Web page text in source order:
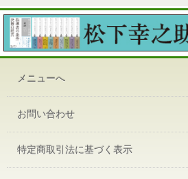
メニューへ
お問い合わせ
特定商取引法に基づく表示